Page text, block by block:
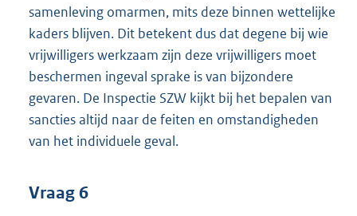
samenleving omarmen, mits deze binnen wettelijke
kaders blijven. Dit betekent dus dat degene bij wie
vrijwilligers werkzaam zijn deze vrijwilligers moet
beschermen ingeval sprake is van bijzondere
gevaren. De Inspectie SZW kijkt bij het bepalen van
sancties altijd naar de feiten en omstandigheden
van het individuele geval.
Vraag 6